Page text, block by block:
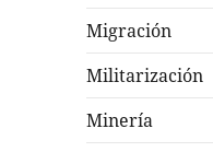
Migración
Militarización
Minería